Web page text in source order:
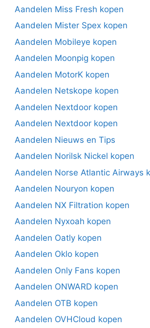
Aandelen Miss Fresh kopen
Aandelen Mister Spex kopen
Aandelen Mobileye kopen
Aandelen Moonpig kopen
Aandelen MotorK kopen
Aandelen Netskope kopen
Aandelen Nextdoor kopen
Aandelen Nextdoor kopen
Aandelen Nieuws en Tips
Aandelen Norilsk Nickel kopen
Aandelen Norse Atlantic Airways
Aandelen Nouryon kopen
Aandelen NX Filtration kopen
Aandelen Nyxoah kopen
Aandelen Oatly kopen
Aandelen Oklo kopen
Aandelen Only Fans kopen
Aandelen ONWARD kopen
Aandelen OTB kopen
Aandelen OVHCloud kopen